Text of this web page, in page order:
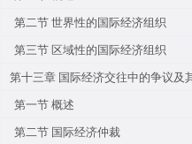
第二节 世界性的国际经济组织
第三节 区域性的国际经济组织
第十三章 国际经济交往中的争议及
第一节 概述
第二节 国际经济仲裁